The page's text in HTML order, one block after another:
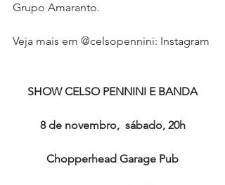
Grupo Amaranto.
Veja mais em @celsopennini: Instagram
SHOW CELSO PENNINI E BANDA
8 de novembro,  sábado, 20h
Chopperhead Garage Pub